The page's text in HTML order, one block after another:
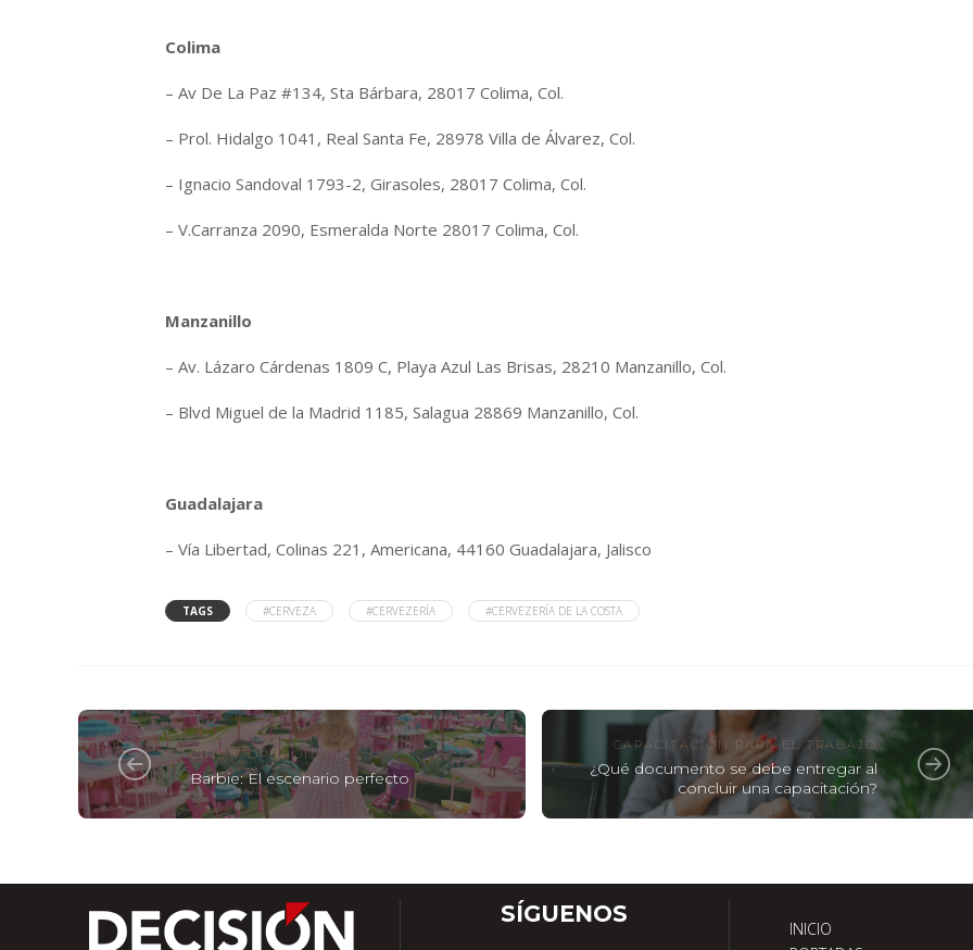
Colima
– Av De La Paz #134, Sta Bárbara, 28017 Colima, Col.
– Prol. Hidalgo 1041, Real Santa Fe, 28978 Villa de Álvarez, Col.
– Ignacio Sandoval 1793-2, Girasoles, 28017 Colima, Col.
– V.Carranza 2090, Esmeralda Norte 28017 Colima, Col.
Manzanillo
– Av. Lázaro Cárdenas 1809 C, Playa Azul Las Brisas, 28210 Manzanillo, Col.
– Blvd Miguel de la Madrid 1185, Salagua 28869 Manzanillo, Col.
Guadalajara
– Vía Libertad, Colinas 221, Americana, 44160 Guadalajara, Jalisco
TAGS #CERVEZA #CERVEZERÍA #CERVEZERÍA DE LA COSTA
CINE Y OPINIÓN
Barbie: El escenario perfecto
CAPACITACIÓN PARA EL TRABAJO
¿Qué documento se debe entregar al
concluir una capacitación?
SÍGUENOS
INICIO